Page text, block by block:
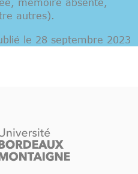
mémoire absente,
autres).
le 28 septembre 2023